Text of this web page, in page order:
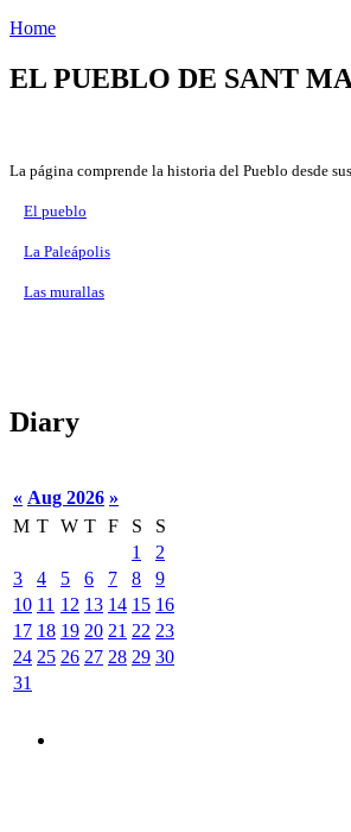
Home
EL PUEBLO DE SANT
La página comprende la historia del Pueblo desde
El pueblo
La Paleápolis
Las murallas
Diary
« Aug 2026 »
M T W T F S
S
1
2
3
4 5 6 7 8
9
10 11 12 13 14 15 16
17 18 19 20 21 22 23
24 25 26 27 28 29 30
31